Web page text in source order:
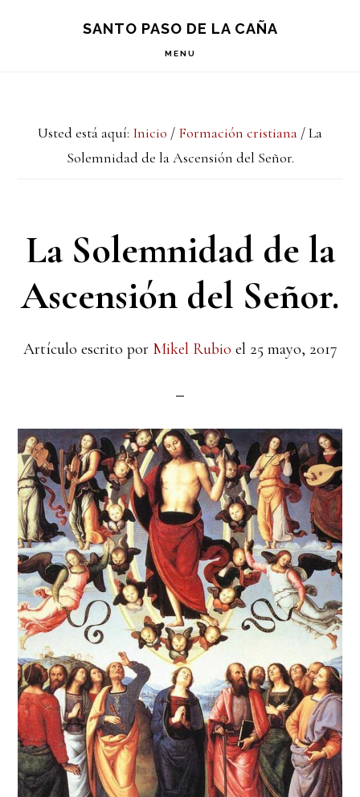
principal
lateral
SANTO PASO DE LA CAÑA
MENU
Usted está aquí: Inicio / Formación cristiana /La
Solemnidad de la Ascensión del Señor.
La Solemnidad de la
Ascensión del Señor.
Artículo escrito por Mikel Rubio el 25 mayo, 2017